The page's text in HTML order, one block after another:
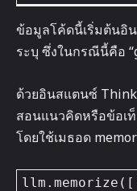
ข้อมูลโค้ดนี้เริ่มต้นอิ
ระบุ ซึ่งในกรณีนี้คือ
ด้วยอินสแตนซ์
สอนแนวคิดหรือข้อเ
โดยใช้เมธอด